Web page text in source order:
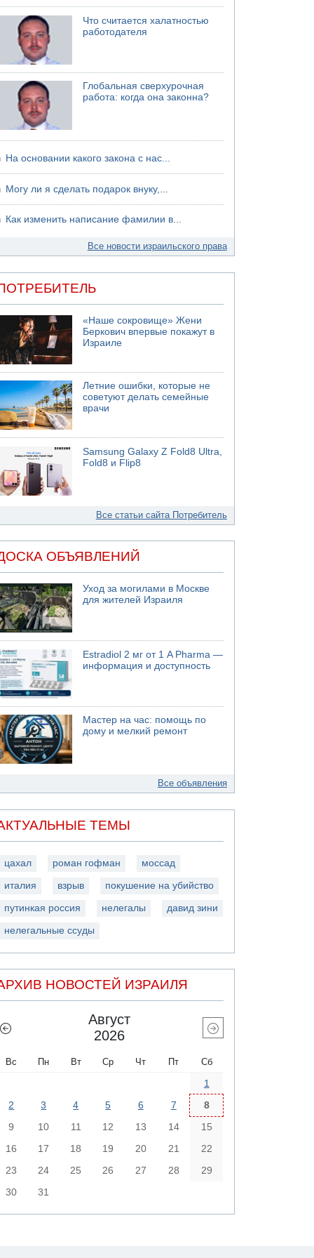
06.08.2026 13:13
Арестованы двое подозреваемых в стрельбе
по электрической компании
06.08.2026 13:07
Кирьят-Арбы пожар на местности
06.08.2026 12:06
США не будут давить на Израиль в вопросе
Ливана
Что считается халатностью
работодателя
Глобальная сверхурочная
работа: когда она законна?
На основании какого закона с нас...
Могу ли я сделать подарок внуку,...
Как изменить написание фамилии в...
Все новости израильского права
«Наше сокровище» Жени
Беркович впервые покажут в
Израиле
Летние ошибки, которые не
советуют делать семейные
врачи
Samsung Galaxy Z Fold8 Ultra,
Fold8 и Flip8
Все статьи сайта Потребитель
ОБЪЯВЛЕНИЙ
Уход за могилами в Москве
для жителей Израиля
Estradiol 2 мг от 1 A Pharma —
информация и доступность
Мастер на час: помощь по
дому и мелкий ремонт
Все объявления
ТЕМЫ
цахал роман гофман моссад
италия взрыв покушение на убийство
путинкая россия нелегалы давид зини
нелегальные ссуды
НОВОСТЕЙ ИЗРАИЛЯ
Август
2026
Вс Пн Вт Ср Чт Пт Сб
1
2
3 4 5 6 7
8
9
10 11 12 13 14
15
16
17 18 19 20 21
22
23
24 25 26 27 28
29
30
31